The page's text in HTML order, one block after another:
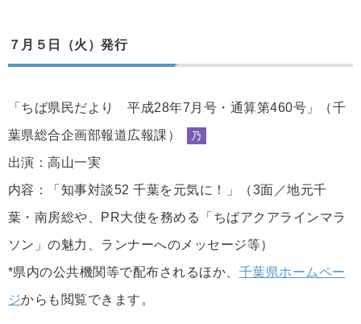
７月５日（火）発行
「ちば県民だより 平成28年7月号・通算第460号」（千
葉県総合企画部報道広報課）
乃
出演：高山一実
内容：「知事対談52 千葉を元気に！」（3面／地元千
葉・南房総や、PR大使を務める「ちばアクアラインマラ
ソン」の魅力、ランナーへのメッセージ等）
*県内の公共機関等で配布されるほか、 千葉県ホームペー
ジからも閲覧できます。